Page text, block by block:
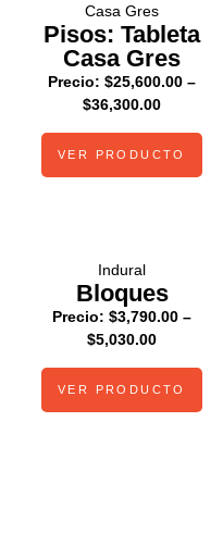
Casa Gres
Pisos: Tableta
Casa Gres
Precio: $25,600.00 –
$36,300.00
VER PRODUCTO
Indural
Bloques
Precio: $3,790.00 –
$5,030.00
VER PRODUCTO